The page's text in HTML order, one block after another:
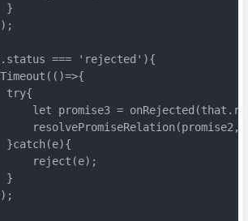
}
=== 'rejected'){
try{
let promise3 =
}catch(e){
reject(e);
}